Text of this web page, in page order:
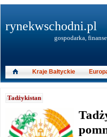
Tadżykistan
rynekwschodni.pl
gospodarka,
Kraje Bałtyckie